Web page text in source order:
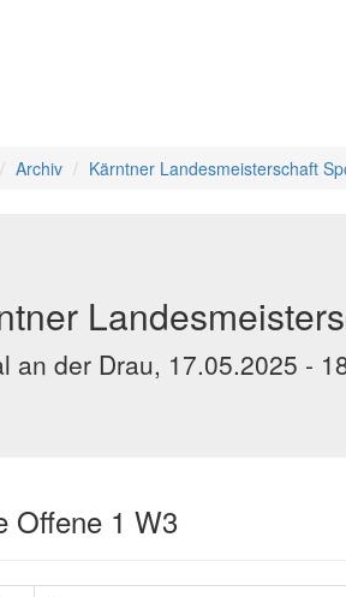
Archiv Kärntner Landesmeisterschaft
an der Drau, 17.05.2025 -
Offene 1 W3